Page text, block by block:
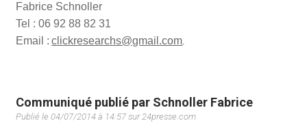
Fabrice Schnoller
Tel : 06 92 88 82 31
Email : clickresearchs@gmail.com.
Communiqué publié par Schnoller Fabrice
Publié le 04/07/2014 à 14:57 sur 24presse.com